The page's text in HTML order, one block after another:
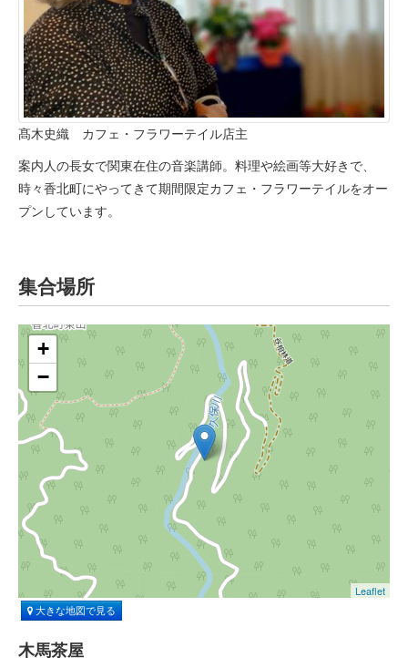
髙木史織 カフェ・フラワーテイル店主
案内人の長女で関東在住の音楽講師。料理や絵画等大好きで、
時々香北町にやってきて期間限定カフェ・フラワーテイルをオー
プンしています。
集合場所
+
−
Leaflet
大きな地図で見る
木馬茶屋